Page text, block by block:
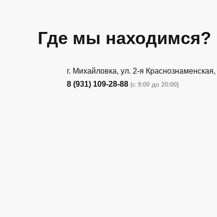
Где мы находимся?
г. Михайловка, ул. 2-я
8 (931) 109-28-88 (с 9:00 до 20:00)